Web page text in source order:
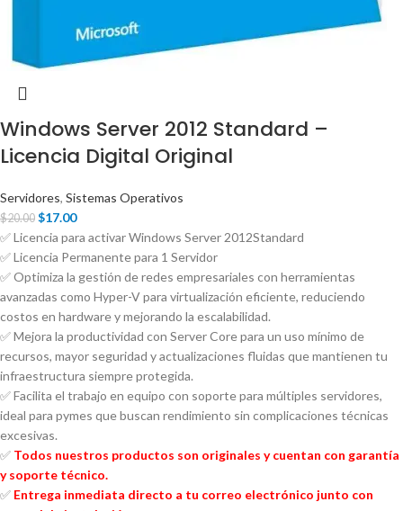
Windows Server 2012 Standard –
Licencia Digital Original
Servidores, Sistemas Operativos
$20.00 $17.00
✅ Licencia para activar Windows Server 2012Standard
✅ Licencia Permanente para 1 Servidor
✅Optimiza la gestión de redes empresariales con herramientas
avanzadas como Hyper-V para virtualización eficiente, reduciendo
costos en hardware y mejorando la escalabilidad.
✅Mejora la productividad con Server Core para un uso mínimo de
recursos, mayor seguridad y actualizaciones fluidas que mantienen tu
infraestructura siempre protegida.
✅Facilita el trabajo en equipo con soporte para múltiples servidores,
ideal para pymes que buscan rendimiento sin complicaciones técnicas
excesivas.
✅ Todos nuestros productos son originales y cuentan con garantía
y soporte técnico.
✅ Entrega inmediata directo a tu correo electrónico junto con